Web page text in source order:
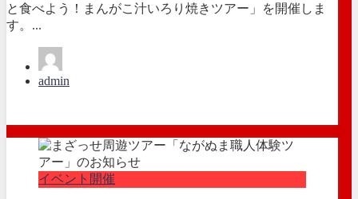
と食べよう！まんがこ汁いろり焼きツアー」を開催しま
す。...
admin
イベント開催